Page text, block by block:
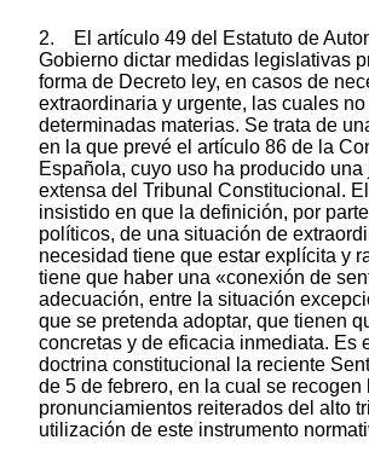
2. El artículo 49 del Estatuto de
Gobierno dictar medidas legislativas
forma de Decreto ley, en casos de
extraordinaria y urgente, las cuales
determinadas materias. Se trata de
en la que prevé el artículo 86 de la
Española, cuyo uso ha producido
extensa del Tribunal Constitucional.
insistido en que la definición, por
políticos, de una situación de
necesidad tiene que estar explícita y
tiene que haber una «conexión de
adecuación, entre la situación
que se pretenda adoptar, que tienen
concretas y de eficacia inmediata. Es
doctrina constitucional la reciente
de 5 de febrero, en la cual se recogen
pronunciamientos reiterados del alto
utilización de este instrumento